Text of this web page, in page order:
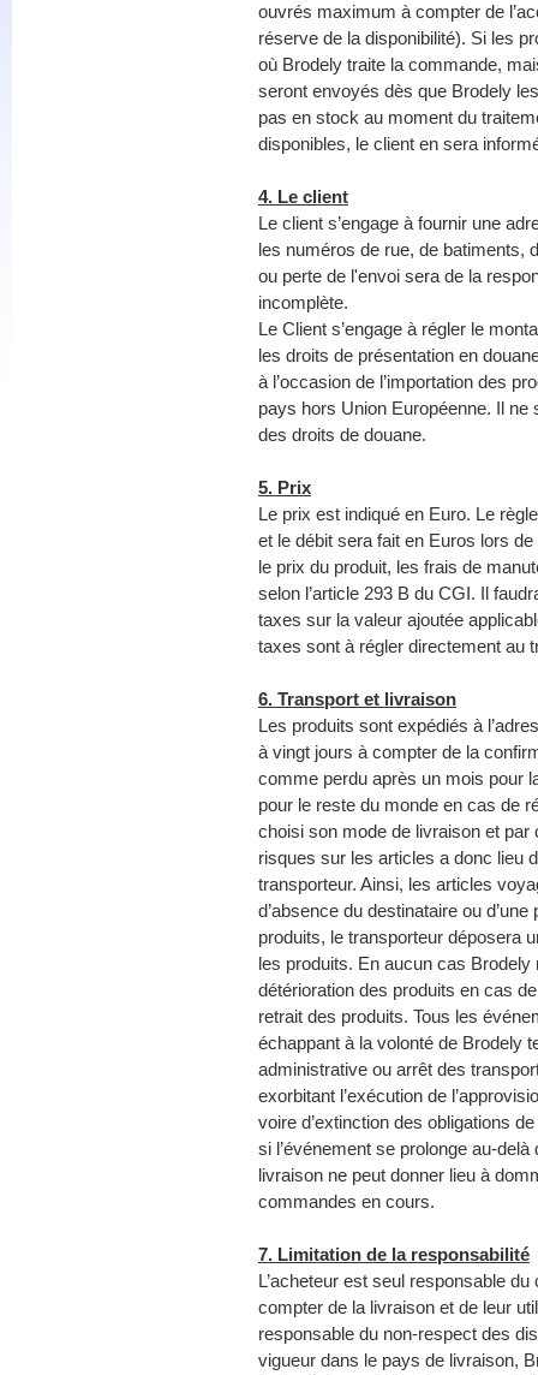
ouvrés maximum à compter de
réserve de la disponibilité). Si les
où Brodely traite la commande,
seront envoyés dès que Brodely
pas en stock au moment du
disponibles, le client en sera
4. Le client
Le client s’engage à fournir une
les numéros de rue, de batiments,
ou perte de l'envoi sera de la
incomplète.
Le Client s’engage à régler le
les droits de présentation en
à l’occasion de l’importation des
pays hors Union Européenne. Il
des droits de douane.
5. Prix
Le prix est indiqué en Euro. Le
et le débit sera fait en Euros lors
le prix du produit, les frais de
selon l’article 293 B du CGI. Il
taxes sur la valeur ajoutée
taxes sont à régler directement au
6. Transport et livraison
Les produits sont expédiés à
à vingt jours à compter de la
comme perdu après un mois pour
pour le reste du monde en cas de
choisi son mode de livraison et
risques sur les articles a donc lieu
transporteur. Ainsi, les articles
d’absence du destinataire ou
produits, le transporteur déposera
les produits. En aucun cas Brodely
détérioration des produits en cas
retrait des produits. Tous les
échappant à la volonté de Brodely
administrative ou arrêt des
exorbitant l’exécution de
voire d’extinction des obligations
si l’événement se prolonge au-
livraison ne peut donner lieu à
commandes en cours.
7. Limitation de la responsabilité
L’acheteur est seul responsable
compter de la livraison et de leur
responsable du non-respect des
vigueur dans le pays de livraison,